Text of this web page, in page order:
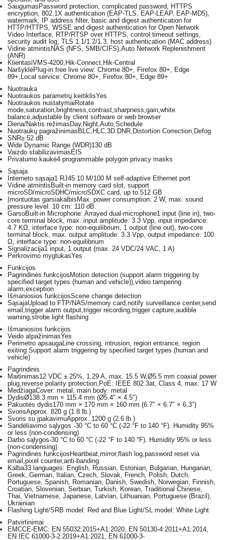
Saugumas Password protection, complicated password, HTTPS
encryption, 802.1X authentication (EAP-TLS, EAP-LEAP, EAP-MD5),
watermark, IP address filter, basic and digest authentication for
HTTP/HTTPS, WSSE and digest authentication for Open Network
Video Interface, RTP/RTSP over HTTPS, control timeout settings,
security audit log, TLS 1.1/1.2/1.3, host authentication (MAC address)
Vidinė atmintis NAS (NFS, SMB/CIFS),Auto Network Replenishment
(ANR)
KlientasiVMS-4200,Hik-Connect,Hik-Central
NaršyklėPlug-in free live view: Chrome 80+, Firefox 80+, Edge
89+,Local service: Chrome 80+, Firefox 80+, Edge 89+
Nuotrauka
Nuotraukos parametrų keitiklisYes
Nuotraukos nustatymai Rotate
mode,saturation,brightness,contrast,sharpness,gain,white
balance,adjustable by client software or web browser
Diena/Naktis režimas Day,Night,Auto,Schedule
Nuotraukų pagražinimas BLC,HLC,3D DNR,Distortion Correction,Defog
SNR≥ 52 dB
Wide Dynamic Range (WDR)130 dB
Vaizdo stabilizavimas EIS
Privatumo kaukė4 programmable polygon privacy masks
Sąsaja
Interneto sąsaja1 RJ45 10 M/100 M self-adaptive Ethernet port
Vidinė atmintis Built-in memory card slot, support
microSD/microSDHC/microSDXC card, up to 512 GB
Įmontuotas garsiakalbis Max. power consumption: 2 W, max. sound
pressure level: 10 cm: 110 dB.
GarsoBuilt-in Microphone: Arrayed dual-microphone1 input (line in), two-
core terminal block, max. input amplitude: 3.3 Vpp, input impedance:
4.7 KΩ, interface type: non-equilibrium, 1 output (line out), two-core
terminal block, max. output amplitude: 3.3 Vpp, output impedance: 100
Ω, interface type: non-equilibrium
Signalizacija1 input, 1 output (max. 24 VDC/24 VAC, 1 A)
Perkrovimo mygtukasYes
Funkcijos
Pagrindinės funkcijos Motion detection (support alarm triggering by
specified target types (human and vehicle)),video tampering
alarm,exception
Išmaniosios funkcijosScene change detection
SąsajaUpload to FTP/NAS/memory card,notify surveillance center,send
email,trigger alarm output,trigger recording,trigger capture,audible
warning,strobe light flashing
Išmaniosios funkcijos
Veido atpažinimasYes
Perimetro apsaugaLine crossing, intrusion, region entrance, region
exiting Support alarm triggering by specified target types (human and
vehicle)
Pagrindinis
Maitinimas12 VDC ± 25%, 1.29 A, max. 15.5 W,Ø5.5 mm coaxial power
plug,reverse polarity protection,PoE: IEEE 802.3at, Class 4, max. 17 W
MedžiagaCover: metal, main body: metal
DydisØ138.3 mm × 115.4 mm (Ø5.4″ × 4.5″)
Pakuotės dydis170 mm × 170 mm × 160 mm (6.7″ × 6.7″ × 6.3″)
SvorisApprox. 820 g (1.8 lb.)
Svoris su įpakavimuApprox. 1200 g (2.6 lb.)
Sandėliavimo sąlygos -30 °C to 60 °C (-22 °F to 140 °F). Humidity 95%
or less (non-condensing)
Darbo sąlygos-30 °C to 60 °C (-22 °F to 140 °F). Humidity 95% or less
(non-condensing)
Pagrindinės funkcijos Heartbeat,mirror,flash log,password reset via
email,pixel counter,anti-banding
Kalba33 languages: English, Russian, Estonian, Bulgarian, Hungarian,
Greek, German, Italian, Czech, Slovak, French, Polish, Dutch,
Portuguese, Spanish, Romanian, Danish, Swedish, Norwegian, Finnish,
Croatian, Slovenian, Serbian, Turkish, Korean, Traditional Chinese,
Thai, Vietnamese, Japanese, Latvian, Lithuanian, Portuguese (Brazil),
Ukrainian
Flashing Light/SRB model: Red and Blue Light/SL model: White Light
Patvirtinimai
EMCCE-EMC: EN 55032:2015+A1:2020, EN 50130-4:2011+A1:2014,
EN IEC 61000-3-2:2019+A1:2021, EN 61000-3-